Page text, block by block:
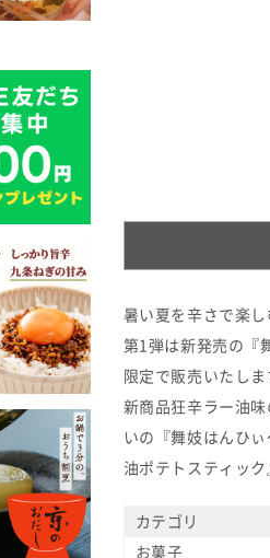
暑い夏を辛さで楽し
第1弾は新発売の『
限定で販売いたしま
新商品狂辛ラー油
いの『舞妓はんひ
油ポテトスティック
カテゴリ
お菓子